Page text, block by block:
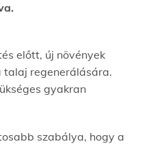
előtt, új növények
talaj regenerálására.
gyakran
szabálya, hogy a